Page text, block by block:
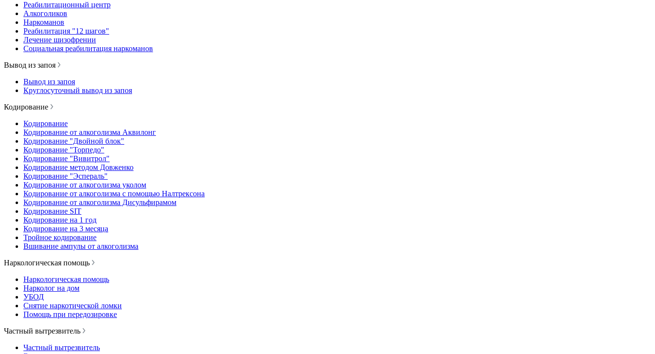
Реабилитационный центр
Алкоголиков
Наркоманов
Реабилитация "12 шагов"
Лечение шизофрении
Социальная реабилитация наркоманов
Вывод из запоя
Вывод из запоя
Круглосуточный вывод из запоя
Кодирование
Кодирование
Кодирование от алкоголизма Аквилонг
Кодирование "Двойной блок"
Кодирование "Торпедо"
Кодирование "Вивитрол"
Кодирование методом Довженко
Кодирование "Эспераль"
Кодирование от алкоголизма уколом
Кодирование от алкоголизма с помощью Налтрексона
Кодирование от алкоголизма Дисульфирамом
Кодирование SIT
Кодирование на 1 год
Кодирование на 3 месяца
Тройное кодирование
Вшивание ампулы от алкоголизма
Наркологическая помощь
Наркологическая помощь
Нарколог на дом
УБОД
Снятие наркотической ломки
Помощь при передозировке
Частный вытрезвитель
Частный вытрезвитель